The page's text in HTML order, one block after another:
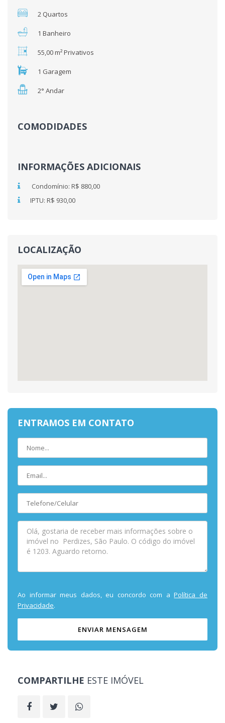
2 Quartos
1 Banheiro
55,00 m² Privativos
1 Garagem
2° Andar
COMODIDADES
INFORMAÇÕES ADICIONAIS
Condomínio: R$ 880,00
IPTU: R$ 930,00
LOCALIZAÇÃO
ENTRAMOS EM CONTATO
Ao informar meus dados, eu concordo com aPolítica de
Privacidade.
ENVIAR MENSAGEM
COMPARTILHE ESTE IMÓVEL